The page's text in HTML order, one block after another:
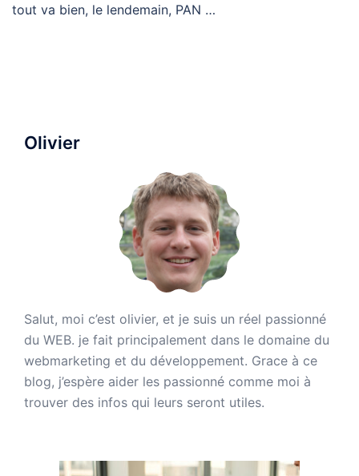
tout va bien, le lendemain, PAN …
Olivier
Salut, moi c’est olivier, et je suis un réel passionné
du WEB. je fait principalement dans le domaine du
webmarketing et du développement. Grace à ce
blog, j’espère aider les passionné comme moi à
trouver des infos qui leurs seront utiles.